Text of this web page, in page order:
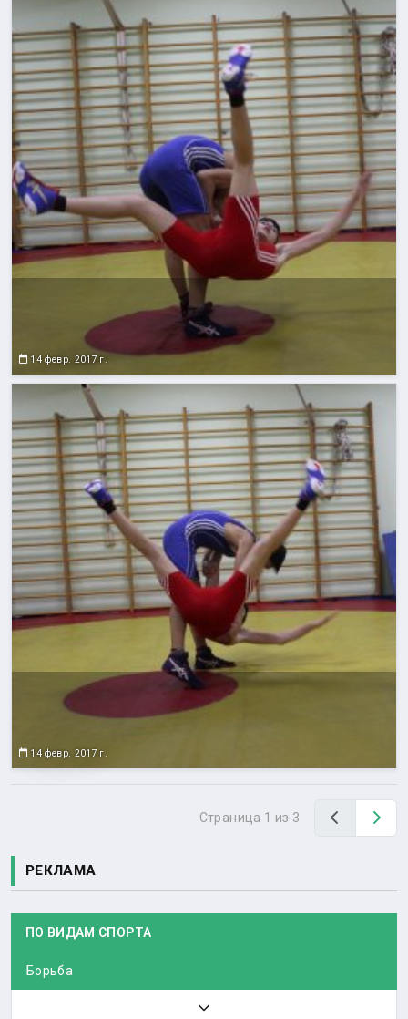
14 февр. 2017 г.
14 февр. 2017 г.
Страница 1 из 3 Назад
РЕКЛАМА
ПО ВИДАМ СПОРТА
Борьба